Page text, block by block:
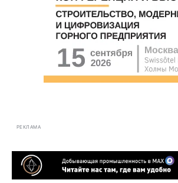
РЕКЛАМА